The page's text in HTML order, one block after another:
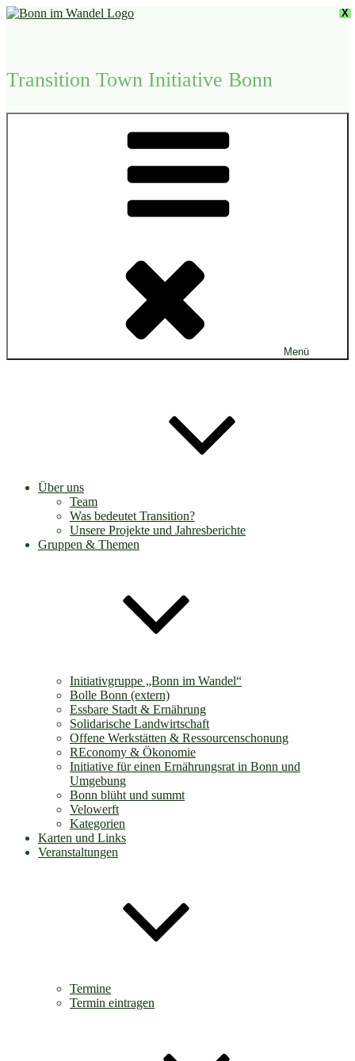
Zum
Transition Town Initiative Bonn
Menü
Über uns
Team
Was bedeutet Transition?
Unsere Projekte und Jahresberichte
Gruppen & Themen
Initiativgruppe „Bonn im Wandel“
Bolle Bonn (extern)
Essbare Stadt & Ernährung
Solidarische Landwirtschaft
Offene Werkstätten & Ressourcenschonung
REconomy & Ökonomie
Initiative für einen Ernährungsrat in Bonn und
Umgebung
Bonn blüht und summt
Velowerft
Kategorien
Karten und Links
Veranstaltungen
Termine
Termin eintragen
X